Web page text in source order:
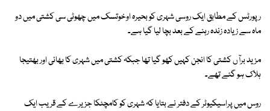
رپورٹس کے مطابق ایک روسی شہری کو بحیرہ اوخوتسک میں چھوٹی سی کشتی میں دو
ماہ سے زیادہ زندہ رہنے کے بعد بچا لیا گیا ہے۔
مزید برآں کشتی کا انجن کہیں کھو گیا تھا جبکہ کشتی میں شہری کا بھائی اور بھتیجا
ہلاک ہو گئے تھے۔
روس میں پراسیکیوٹر کے دفتر نے بتایا کہ شہری کو کامچٹکا جزیرے کے قریب ایک